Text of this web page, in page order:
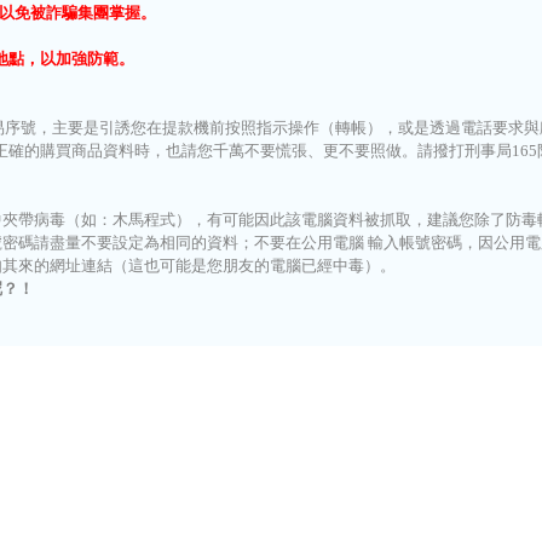
免被詐騙集團掌握。
，以加強防範。
號，主要是引誘您在提款機前按照指示操作（轉帳），或是透過電話要求
的購買商品資料時，也請您千萬不要慌張、更不要照做。 請撥打刑事局
帶病毒（如：木馬程式），有可能因此該電腦資料被抓取，建議您除了防
碼請盡量不要設定為相同的資料；不要在公用電腦 輸入帳號密碼，因公
來的網址連結（這也可能是您朋友的電腦已經中毒）。
！